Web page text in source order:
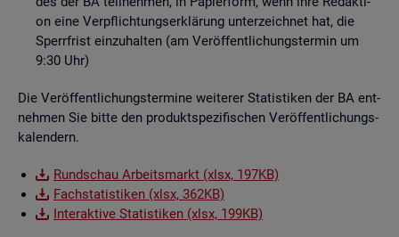
on eine Ver­pflich­tungs­er­klä­rung un­ter­zeich­net hat, die
Sperr­frist ein­zu­hal­ten (am Ver­öf­fent­li­chungs­ter­min um
9:30 Uhr)
Die Ver­öf­fent­li­chungs­ter­mi­ne wei­te­rer Sta­tis­ti­ken der BA ent­
neh­men Sie bitte den pro­dukt­spe­zi­fi­schen Ver­öf­fent­li­chungs­
ka­len­dern.
Rund­schau Ar­beits­markt (xlsx, 197KB)
Fach­sta­tis­ti­ken (xlsx, 362KB)
In­ter­ak­ti­ve Sta­tis­ti­ken (xlsx, 199KB)